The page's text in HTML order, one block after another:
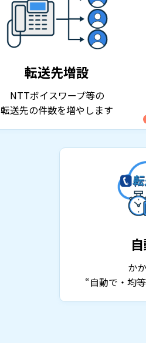
転送先増設
NTTボイスワープ等の
転送先の件数を増やします
か
“自動で・均